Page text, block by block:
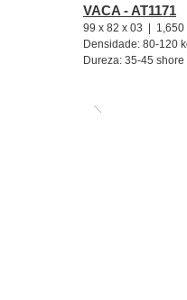
VACA - AT1171
99 x 82 x 03 | 1,650
Densidade: 80-120
Dureza: 35-45 shore